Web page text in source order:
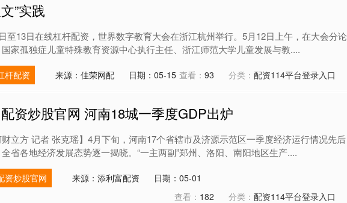
”实践
至13日在线杠杆配资，世界数字教育大会在浙江杭州举行。5月12日上午，在大会分论
家孤独症儿童特殊教育资源中心执行主任、浙江师范大学儿童发展与教....
杆配资 来源：佳荣网配 日期：05-15 查看： 93 分类： 配资114平台登录入口
资炒股官网 河南18城一季度GDP出炉
财立方 记者 张克瑶】4月下旬，河南17个省辖市及济源示范区一季度经济运行情况先后
省各地经济发展态势逐一揭晓。“一主两副”郑州、洛阳、南阳地区生产....
资炒股官网 来源：添利富配资
日期：05-01
查看： 182 分类： 配资114平台登录入口